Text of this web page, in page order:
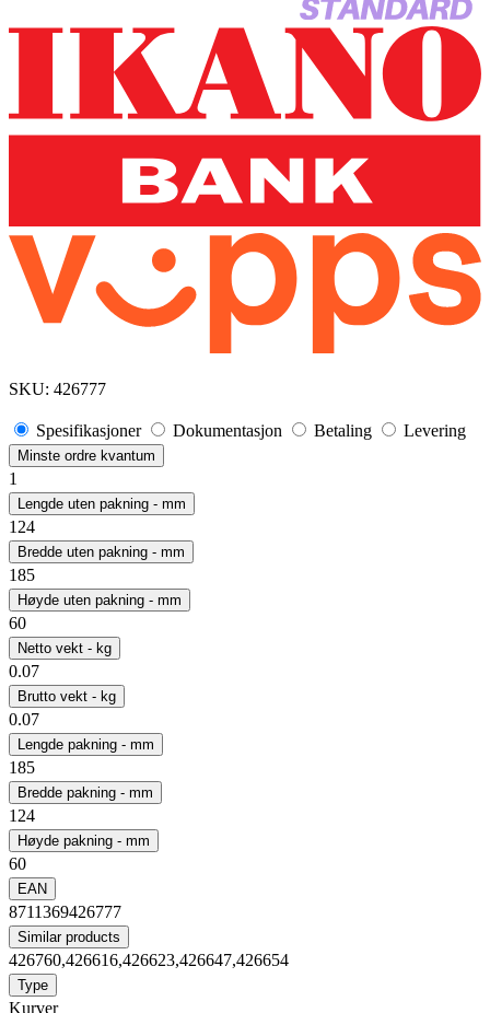
SKU: 426777
Spesifikasjoner Dokumentasjon Betaling Levering
Minste ordre kvantum
1
Lengde uten pakning - mm
124
Bredde uten pakning - mm
185
Høyde uten pakning - mm
60
Netto vekt - kg
0.07
Brutto vekt - kg
0.07
Lengde pakning - mm
185
Bredde pakning - mm
124
Høyde pakning - mm
60
EAN
8711369426777
Similar products
426760,426616,426623,426647,426654
Type
Kurver